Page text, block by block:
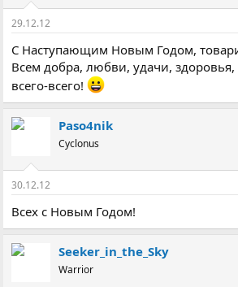
29.12.12
С Наступающим Новым Годом,
Всем добра, любви, удачи, здоровья,
всего-всего!
Paso4nik
Cyclonus
30.12.12
Всех с Новым Годом!
Seeker_in_the_Sky
Warrior